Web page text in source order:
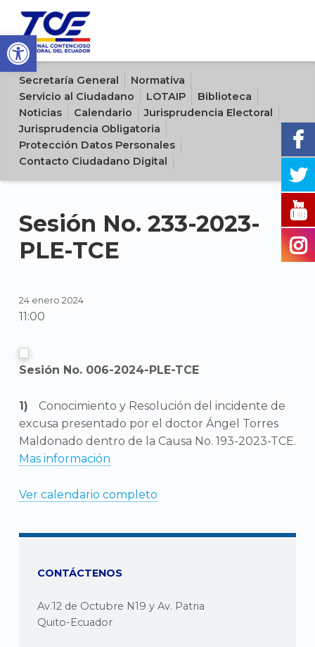
Open toolbar
Sitio oficial del Tribunal Contencioso Electoral del Ecuador
Secretaría General
Normativa
Servicio al Ciudadano
LOTAIP
Biblioteca
Noticias
Calendario
Jurisprudencia Electoral
Jurisprudencia Obligatoria
Protección Datos Personales
Contacto Ciudadano Digital
Sesión No. 233-2023-
PLE-TCE
24 enero 2024
11:00
Sesión No. 006-2024-PLE-TCE
Conocimiento y Resolución del incidente de
excusa presentado por el doctor Ángel Torres
Maldonado dentro de la Causa No. 193-2023-TCE.
Mas información
Ver calendario completo
CONTÁCTENOS
Av.12 de Octubre N19 y Av. Patria
Quito-Ecuador